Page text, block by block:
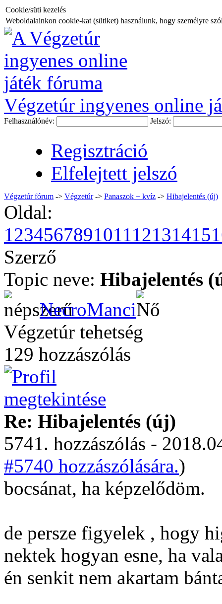
Cookie/süti kezelés
Weboldalainkon cookie-kat (sütiket) használunk, hogy személyre
Végzetúr ingyenes online
Felhasználónév: Jelszó:
Regisztráció
Elfelejtett jelszó
Végzetúr fórum -> Végzetúr-> Panaszok + kvíz -> Hibajelentés (új)
Oldal:
123456789101112131415
Szerző
Topic neve: Hibajelentés
NecroManci
Végzetúr tehetség
129 hozzászólás
Re: Hibajelentés (új)
5741. hozzászólás -
#5740 hozzászólására.)
bocsánat, ha képzelődöm.
de persze figyelek , hogy
nektek hogyan esne, ha
én senkit nem akartam